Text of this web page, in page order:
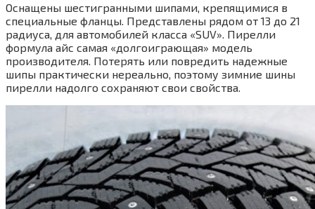
Оснащены шестигранными шипами, крепящимися в
специальные фланцы. Представлены рядом от 13 до 21
радиуса, для автомобилей класса «SUV». Пирелли
формула айс самая «долгоиграющая» модель
производителя. Потерять или повредить надежные
шипы практически нереально, поэтому зимние шины
пирелли надолго сохраняют свои свойства.